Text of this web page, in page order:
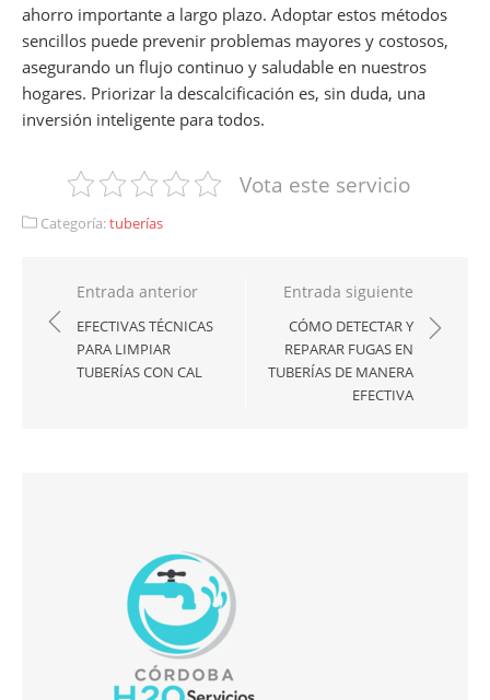
ahorro importante a largo plazo. Adoptar estos métodos
sencillos puede prevenir problemas mayores y costosos,
asegurando un flujo continuo y saludable en nuestros
hogares. Priorizar la descalcificación es, sin duda, una
inversión inteligente para todos.
Vota este servicio
Categoría:tuberías
Navegación
de
entradas
Entrada anterior
EFECTIVAS TÉCNICAS
PARA LIMPIAR
TUBERÍAS CON CAL
Entrada siguiente
CÓMO DETECTAR Y
REPARAR FUGAS EN
TUBERÍAS DE MANERA
EFECTIVA